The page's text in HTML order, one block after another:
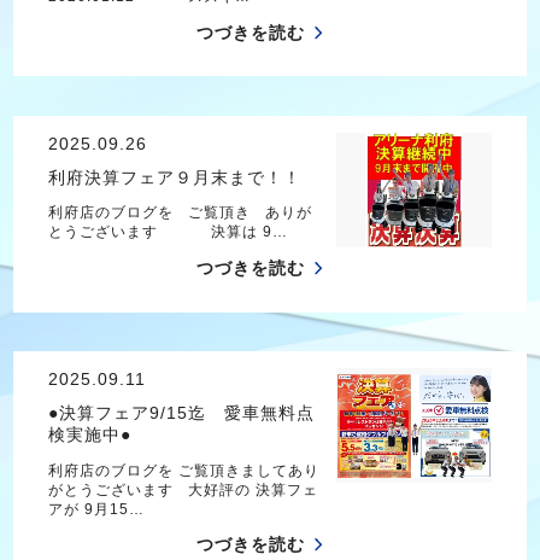
つづきを読む
2025.09.26
利府決算フェア９月末まで！！
利府店のブログを ご覧頂き ありが
とうございます 決算は 9…
つづきを読む
2025.09.11
●決算フェア9/15迄 愛車無料点
検実施中●
利府店のブログを ご覧頂きましてあり
がとうございます 大好評の 決算フェ
アが 9月15…
つづきを読む